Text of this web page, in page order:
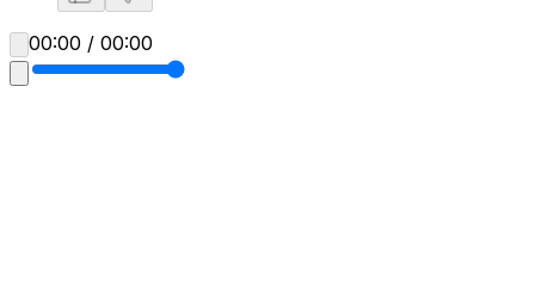
00:00 / 00:00